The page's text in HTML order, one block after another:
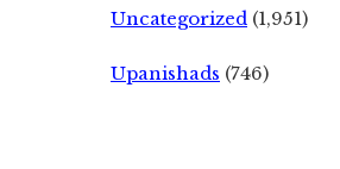
Uncategorized (1,951)
Upanishads (746)